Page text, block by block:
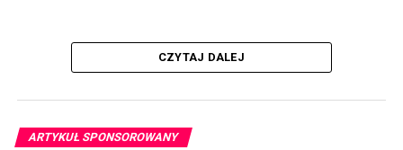
CZYTAJ DALEJ
ARTYKUŁ SPONSOROWANY